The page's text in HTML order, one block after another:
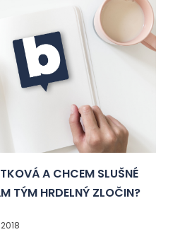
A CHCEM SLUŠNÉ
TÝM HRDELNÝ ZLOČIN?